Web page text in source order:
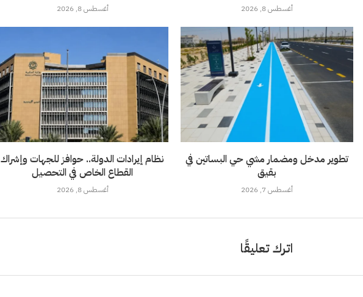
أغسطس 8, 2026 أغسطس 8, 2026
نظام إيرادات الدولة.. حوافز للجهات وإشراك
القطاع الخاص في التحصيل
أغسطس 8, 2026
تطوير مدخل ومضمار مشي حي البساتين في
بقيق
أغسطس 7, 2026
اترك تعليقًا